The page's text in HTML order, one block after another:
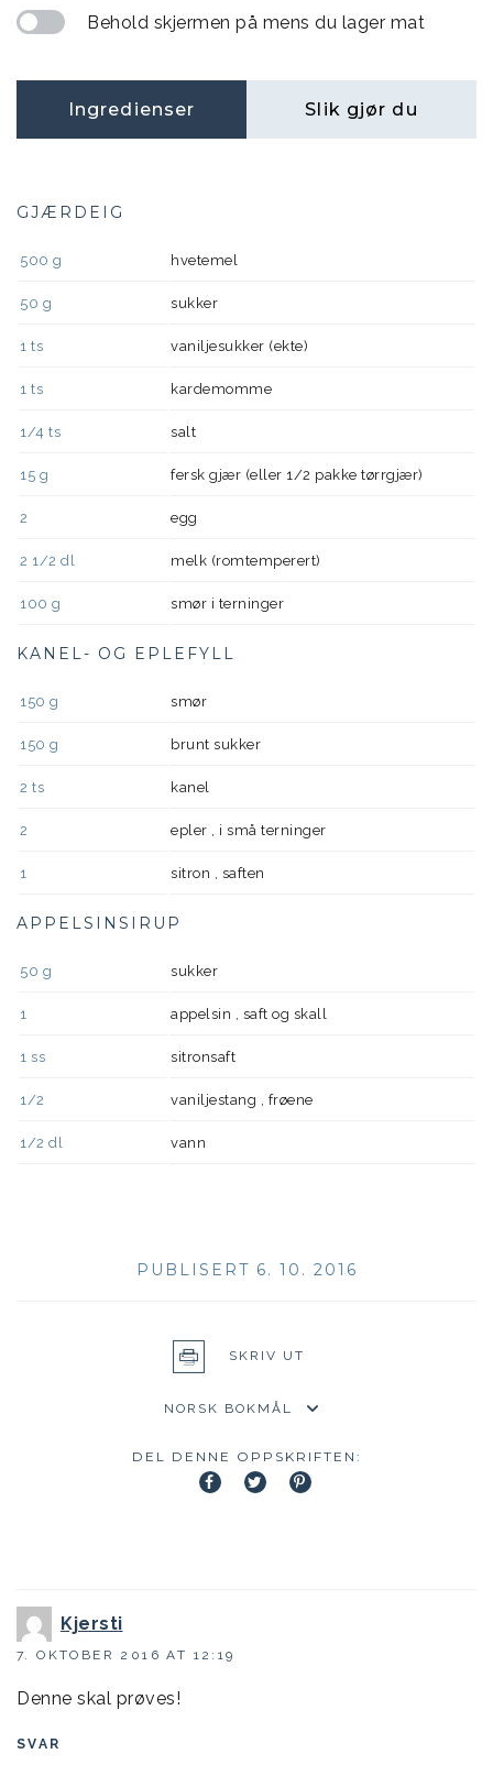
Behold skjermen på mens du lager mat
Ingredienser Slik gjør du
GJÆRDEIG
500 g hvetemel
50 g sukker
1 ts vaniljesukker (ekte)
1 ts kardemomme
1/4 ts salt
15 g fersk gjær (eller 1/2 pakke tørrgjær)
2 egg
2 1/2 dl melk (romtemperert)
100 g smør i terninger
KANEL- OG EPLEFYLL
150 g smør
150 g brunt sukker
2 ts kanel
2 epler , i små terninger
1 sitron , saften
APPELSINSIRUP
50 g sukker
1 appelsin , saft og skall
1 ss sitronsaft
1/2 vaniljestang , frøene
1/2 dl vann
PUBLISERT 6. 10. 2016
SKRIV UT
DEL DENNE OPPSKRIFTEN:
Kjersti
7. OKTOBER 2016 AT 12:19
Denne skal prøves!
SVAR